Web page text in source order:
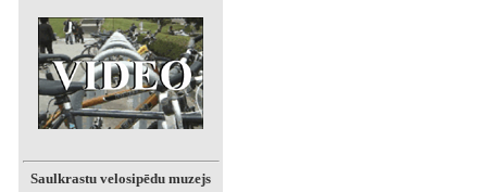
Saulkrastu velosipēdu muzejs